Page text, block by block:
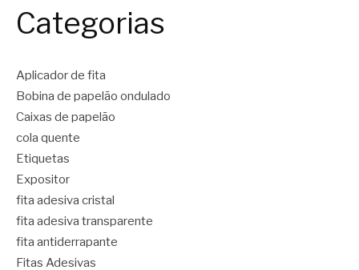
Categorias
Aplicador de fita
Bobina de papelão ondulado
Caixas de papelão
cola quente
Etiquetas
Expositor
fita adesiva cristal
fita adesiva transparente
fita antiderrapante
Fitas Adesivas